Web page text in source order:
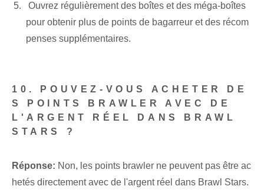
‍ Ouvrez régulièrement des boîtes ⁤et des méga-boîtes
pour obtenir plus de points de bagarreur⁢ et des récom
penses supplémentaires.
10. POUVEZ-VOUS ACHETER DE
S POINTS BRAWLER AVEC DE
L'ARGENT RÉEL DANS BRAWL ⁢
STARS ?
Réponse: Non, les points brawler ne peuvent pas être ac
hetés directement avec de l'argent réel dans Brawl Stars.